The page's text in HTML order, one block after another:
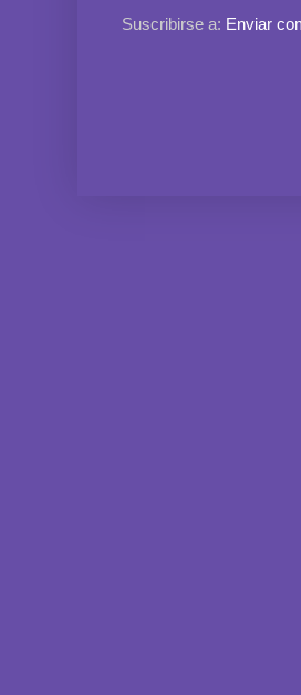
Suscribirse a: Enviar